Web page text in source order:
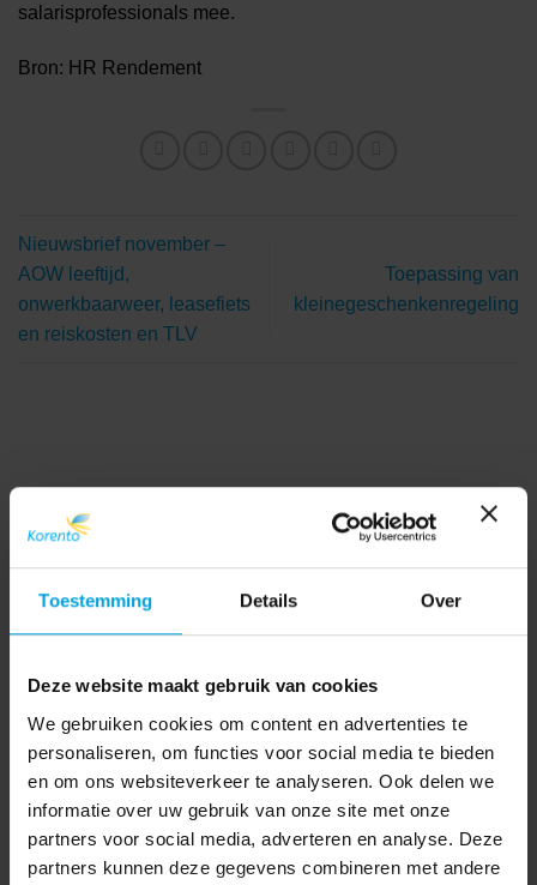
Toestemming Details Over
Deze website maakt gebruik van cookies
We gebruiken cookies om content en advertenties te
personaliseren, om functies voor social media te bieden
en om ons websiteverkeer te analyseren. Ook delen we
informatie over uw gebruik van onze site met onze
partners voor social media, adverteren en analyse. Deze
partners kunnen deze gegevens combineren met andere
salarisprofessionals mee.
Bron: HR Rendement
Nieuwsbrief november –
AOW leeftijd,
onwerkbaarweer, leasefiets
en reiskosten en TLV
Toepassing van
kleinegeschenkenregeling